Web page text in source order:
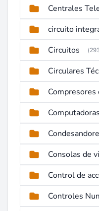
Centrales
circuito
Circuitos
Circulares
Compresores
Consolas de
Control de
Controles